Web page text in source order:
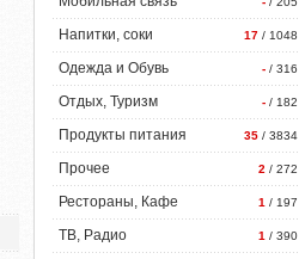
17 / 1048
Напитки, соки
- / 316
Одежда и Обувь
- / 182
Отдых, Туризм
35 / 3834
Продукты питания
2 / 272
Прочее
1 / 197
Рестораны, Кафе
1 / 390
ТВ, Радио